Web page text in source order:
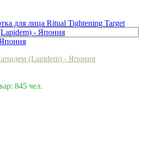
(Lapidem) - Япония
845 чел.